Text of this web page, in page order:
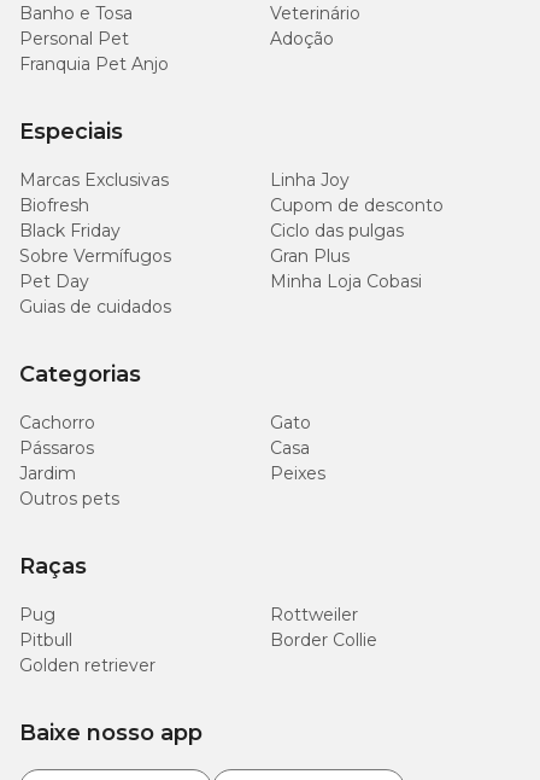
Banho e Tosa
Veterinário
Personal Pet
Adoção
Franquia Pet Anjo
Especiais
Marcas Exclusivas
Linha Joy
Biofresh
Cupom de desconto
Black Friday
Ciclo das pulgas
Sobre Vermífugos
Gran Plus
Pet Day
Minha Loja Cobasi
Guias de cuidados
Categorias
Cachorro
Gato
Pássaros
Casa
Jardim
Peixes
Outros pets
Raças
Pug
Rottweiler
Pitbull
Border Collie
Golden retriever
Baixe nosso app